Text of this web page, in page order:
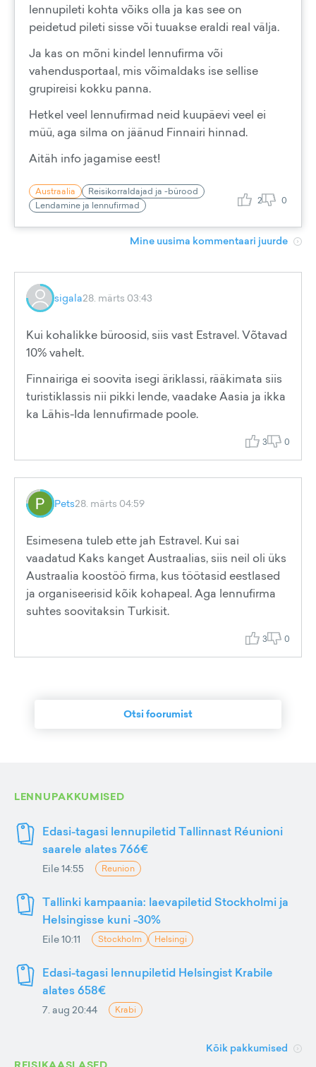
lennupileti kohta võiks olla ja kas see on
peidetud pileti sisse või tuuakse eraldi real välja.
Ja kas on mõni kindel lennufirma või
vahendusportaal, mis võimaldaks ise sellise
grupireisi kokku panna.
Hetkel veel lennufirmad neid kuupäevi veel ei
müü, aga silma on jäänud Finnairi hinnad.
Aitäh info jagamise eest!
Austraalia
Reisikorraldajad ja -bürood
Lendamine ja lennufirmad
2 0
Mine uusima kommentaari juurde
sigala28. märts 03:43
Kui kohalikke büroosid, siis vast Estravel. Võtavad
10% vahelt.
Finnairiga ei soovita isegi äriklassi, rääkimata siis
turistiklassis nii pikki lende, vaadake Aasia ja ikka
ka Lähis-Ida lennufirmade poole.
3 0
Pets28. märts 04:59
Esimesena tuleb ette jah Estravel. Kui sai
vaadatud Kaks kanget Austraalias, siis neil oli üks
Austraalia koostöö firma, kus töötasid eestlased
ja organiseerisid kõik kohapeal. Aga lennufirma
suhtes soovitaksin Turkisit.
3 0
Otsi foorumist
LENNUPAKKUMISED
Edasi-tagasi lennupiletid Tallinnast Réunioni
saarele alates 766€
Eile 14:55 Reunion
Tallinki kampaania: laevapiletid Stockholmi ja
Helsingisse kuni -30%
Eile 10:11 Stockholm Helsingi
Edasi-tagasi lennupiletid Helsingist Krabile
alates 658€
7. aug 20:44 Krabi
Kõik pakkumised